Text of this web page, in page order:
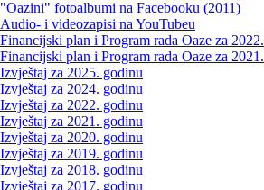
"Oazini" fotoalbumi na Facebooku (2011)
Audio- i videozapisi na YouTubeu
Financijski plan i Program rada Oaze za 2022.
Financijski plan i Program rada Oaze za 2021.
Izvještaj za 2025. godinu
Izvještaj za 2024. godinu
Izvještaj za 2022. godinu
Izvještaj za 2021. godinu
Izvještaj za 2020. godinu
Izvještaj za 2019. godinu
Izvještaj za 2018. godinu
Izvještaj za 2017. godinu